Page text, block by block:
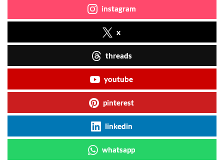
instagram
x
threads
youtube
pinterest
linkedin
whatsapp